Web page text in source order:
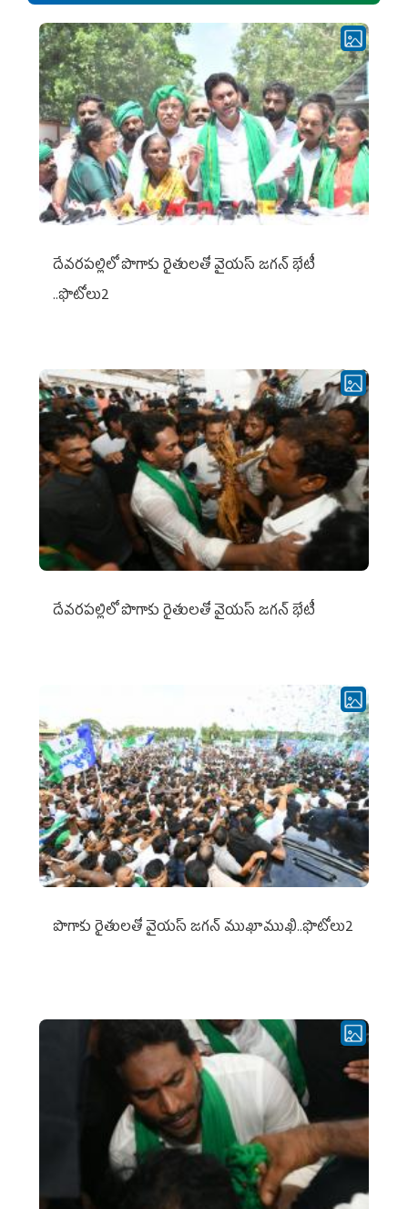
దేవరపల్లిలో పొగాకు రైతులతో వైయస్ జగన్ భేటీ
..ఫొటోలు2
దేవరపల్లిలో పొగాకు రైతులతో వైయస్ జగన్ భేటీ
పొగాకు రైతుల‌తో వైయ‌స్ జ‌గ‌న్ ముఖాముఖి..ఫొటోలు2